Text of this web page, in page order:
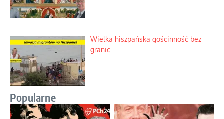
Wielka hiszpańska gościnność bez
granic
Popularne